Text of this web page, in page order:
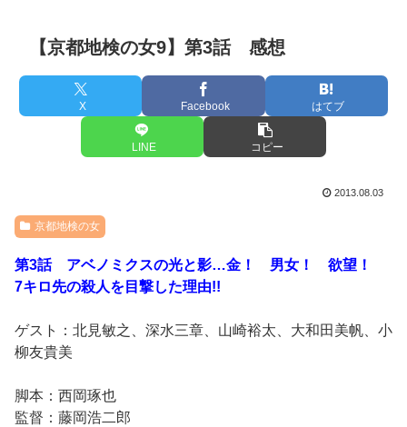
【京都地検の女9】第3話 感想
X Facebook はてブ
LINE コピー
2013.08.03
京都地検の女
第3話 アベノミクスの光と影…金！ 男女！ 欲望！
7キロ先の殺人を目撃した理由!!
ゲスト：北見敏之、深水三章、山崎裕太、大和田美帆、小
柳友貴美
脚本：西岡琢也
監督：藤岡浩二郎